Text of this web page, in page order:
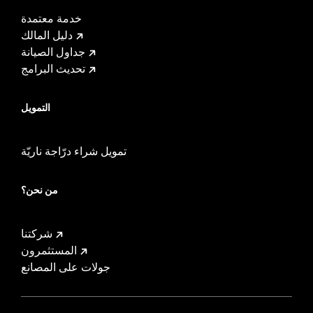
خدمة معتمدة
دليل المالك
جداول الصيانة
تحديث البرامج
التمويل
تمويل شراء درّاجة ناريّة
من نحن؟
شركتنا
المستثمرون
جولات على المصانع